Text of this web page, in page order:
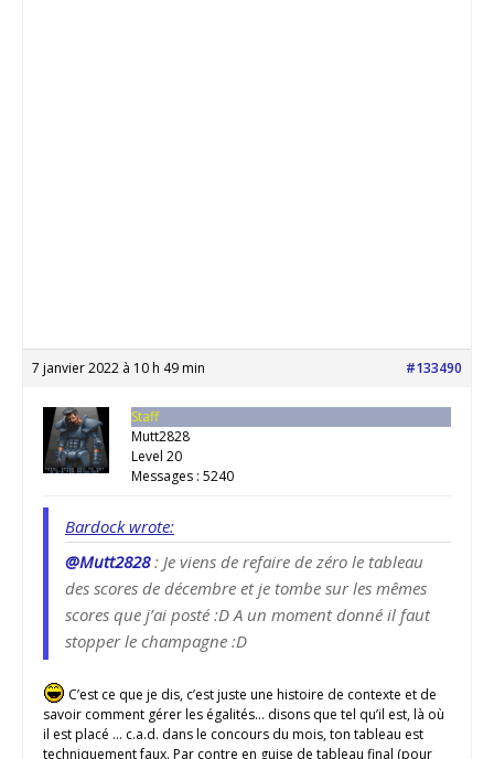
7 janvier 2022 à 10 h 49 min #133490
Staff
Mutt2828
Level 20
Messages : 5240
Bardock wrote:
@Mutt2828: Je viens de refaire de zéro le tableau
des scores de décembre et je tombe sur les mêmes
scores que j’ai posté :D A un moment donné il faut
stopper le champagne :D
C’est ce que je dis, c’est juste une histoire de contexte et de
savoir comment gérer les égalités… disons que tel qu’il est, là où
il est placé … c.a.d. dans le concours du mois, ton tableau est
techniquement faux. Par contre en guise de tableau final (pour